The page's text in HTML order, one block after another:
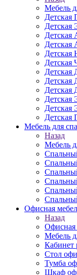
Мебель
Детская
Детская
Детская
Детская
Детская
Детская
Детская
Детская
Детская
Детская
Детская
Детская
Мебель для
Назад
Мебель
Офисная
Назад
Офисная
Мебель
Кабинет
Стол
Тумба
Шкаф